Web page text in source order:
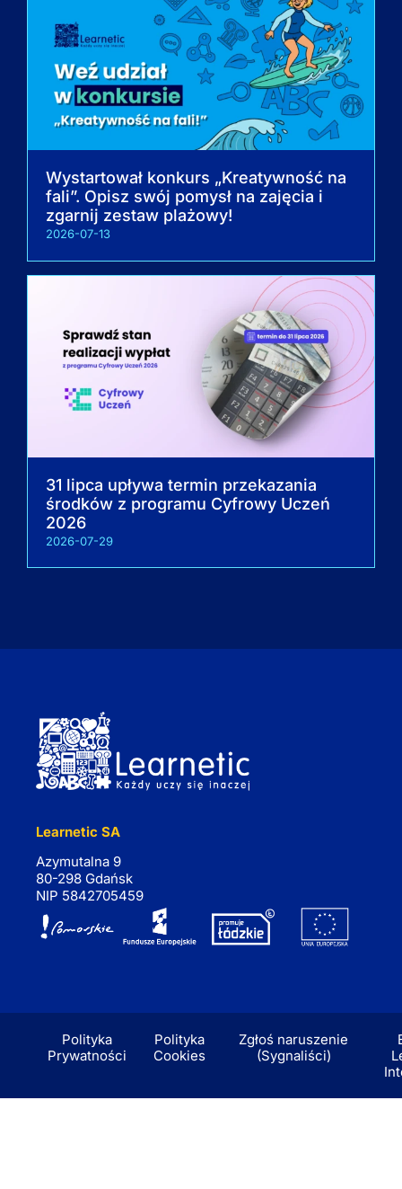
Wystartował konkurs „Kreatywność na
fali”. Opisz swój pomysł na zajęcia i
zgarnij zestaw plażowy!
2026-07-13
31 lipca upływa termin przekazania
środków z programu Cyfrowy Uczeń
2026
2026-07-29
Learnetic SA
Azymutalna 9
80-298 Gdańsk
NIP 5842705459
Polityka
Prywatności
Polityka
Cookies
Zgłoś naruszenie
(Sygnaliści)